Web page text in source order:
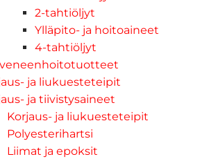
2-tahtiöljyt
Ylläpito- ja hoitoaineet
4-tahtiöljyt
veneenhoitotuotteet
ja liukuesteteipit
ja tiivistysaineet
Korjaus- ja liukuesteteipit
Polyesterihartsi
Liimat ja epoksit